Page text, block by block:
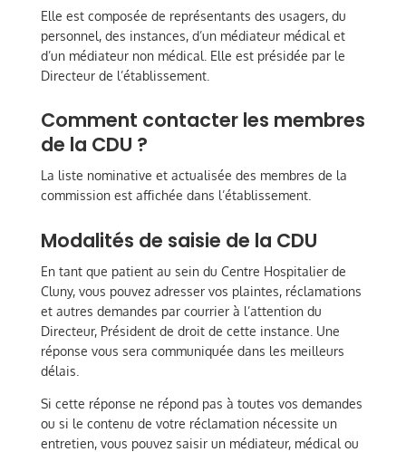
Elle est composée de représentants des usagers, du
personnel, des instances, d’un médiateur médical et
d’un médiateur non médical. Elle est présidée par le
Directeur de l’établissement.
Comment contacter les membres
de la CDU ?
La liste nominative et actualisée des membres de la
commission est affichée dans l’établissement.
Modalités de saisie de la CDU
En tant que patient au sein du Centre Hospitalier de
Cluny, vous pouvez adresser vos plaintes, réclamations
et autres demandes par courrier à l’attention du
Directeur, Président de droit de cette instance. Une
réponse vous sera communiquée dans les meilleurs
délais.
Si cette réponse ne répond pas à toutes vos demandes
ou si le contenu de votre réclamation nécessite un
entretien, vous pouvez saisir un médiateur, médical ou